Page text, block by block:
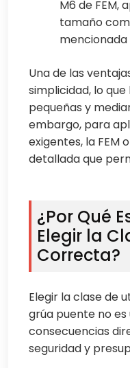
M6 de FEM,
tamaño
Una de las
simplicidad, lo
pequeñas y
embargo, para
exigentes, la FEM
detallada que
¿Por Qué
Elegir la
Correcta?
Elegir la clase de
grúa puente no
consecuencias
seguridad y